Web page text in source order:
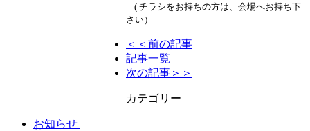
( チラシをお持ちの方は、会場へお持ち下
さい）
＜＜前の記事
記事一覧
次の記事＞＞
カテゴリー
お知らせ